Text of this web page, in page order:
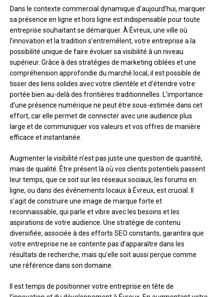
Dans le contexte commercial dynamique d’aujourd’hui, marquer
sa présence en ligne et hors ligne est indispensable pour toute
entreprise souhaitant se démarquer. À Évreux, une ville où
l’innovation et la tradition s’entremêlent, votre entreprise a la
possibilité unique de faire évoluer sa visibilité à un niveau
supérieur. Grâce à des stratégies de marketing ciblées et une
compréhension approfondie du marché local, il est possible de
tisser des liens solides avec votre clientèle et d’étendre votre
portée bien au-delà des frontières traditionnelles. L’importance
d’une présence numérique ne peut être sous-estimée dans cet
effort, car elle permet de connecter avec une audience plus
large et de communiquer vos valeurs et vos offres de manière
efficace et instantanée.
Augmenter la visibilité n’est pas juste une question de quantité,
mais de qualité. Être présent là où vos clients potentiels passent
leur temps, que ce soit sur les réseaux sociaux, les forums en
ligne, ou dans des événements locaux à Évreux, est crucial. Il
s’agit de construire une image de marque forte et
reconnaissable, qui parle et vibre avec les besoins et les
aspirations de votre audience. Une stratégie de contenu
diversifiée, associée à des efforts SEO constants, garantira que
votre entreprise ne se contente pas d’apparaître dans les
résultats de recherche, mais qu’elle soit aussi perçue comme
une référence dans son domaine.
Il est temps de positionner votre entreprise en tête de